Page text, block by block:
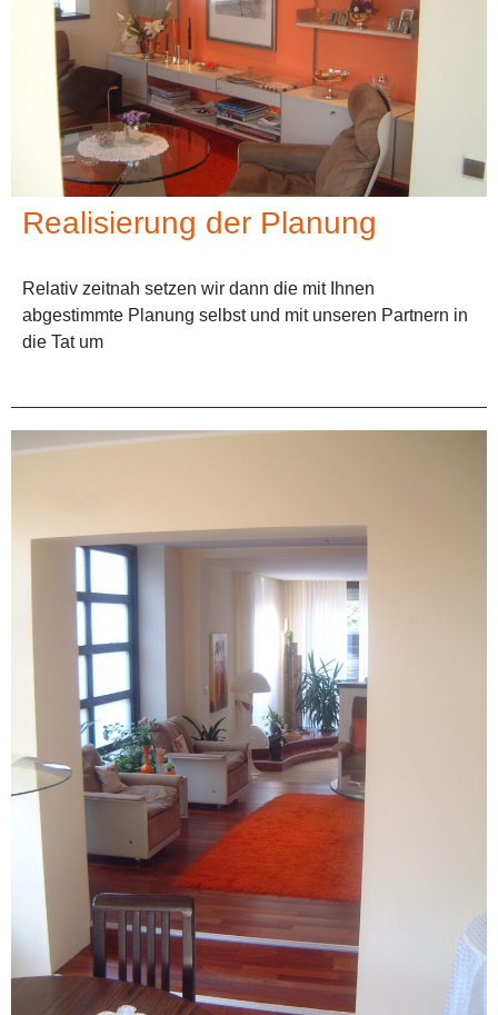
Realisierung der Planung
Relativ zeitnah setzen wir dann die mit Ihnen
abgestimmte Planung selbst und mit unseren Partnern in
die Tat um